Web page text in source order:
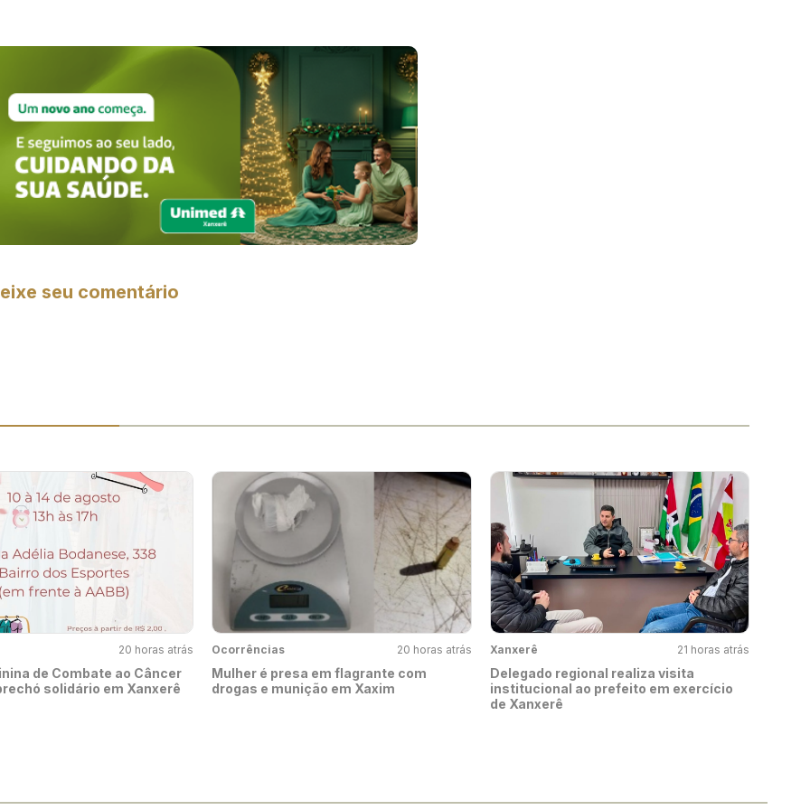
seu comentário
20 horas atrás
de Combate ao Câncer
solidário em Xanxerê
Ocorrências 20 horas atrás
Mulher é presa em flagrante com
drogas e munição em Xaxim
Xanxerê 21 horas atrás
Delegado regional realiza visita
institucional ao prefeito em exercício
de Xanxerê